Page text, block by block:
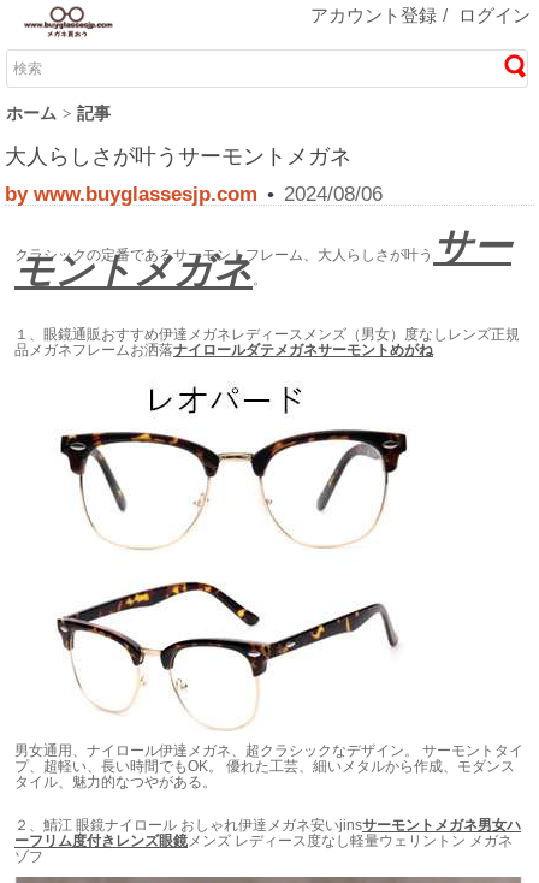
アカウント登録 / ログイン
ホーム 記事
大人らしさが叶うサーモントメガネ
by www.buyglassesjp.com • 2024/08/06
クラシックの定番であるサーモントフレーム、大人らしさが叶う サー
モントメガネ。
１、眼鏡通販おすすめ伊達メガネレディースメンズ（男女）度なしレンズ正規
品メガネフレームお洒落ナイロールダテメガネサーモントめがね
男女通用、ナイロール伊達メガネ、超クラシックなデザイン。 サーモントタイ
プ、超軽い、長い時間でもOK。 優れた工芸、細いメタルから作成、モダンス
タイル、魅力的なつやがある。
２、鯖江 眼鏡ナイロール おしゃれ伊達メガネ安いjinsサーモントメガネ男女ハ
ーフリム度付きレンズ眼鏡メンズ レディース度なし軽量ウェリントン メガネ
ゾフ